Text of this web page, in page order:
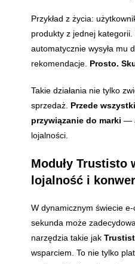
Przykład z życia:
produkty z jednej
automatycznie wysyła mu
rekomendacje. Prosto.
Takie działania nie tylko
sprzedaż. Przede
przywiązanie do marki —
lojalności.
Moduły Trustisto
lojalność i
W dynamicznym świecie
sekunda może
narzędzia takie jak
wsparciem. To nie tylko